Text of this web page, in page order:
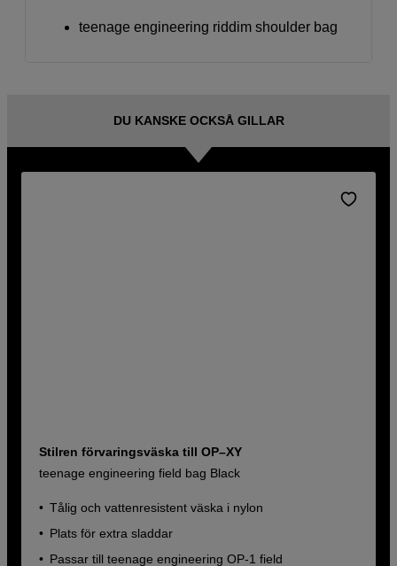
teenage engineering riddim shoulder bag
DU KANSKE OCKSÅ GILLAR
Stilren förvaringsväska till OP–XY
teenage engineering field bag Black
Tålig och vattenresistent väska i nylon
Plats för extra sladdar
Passar till teenage engineering OP-1 field